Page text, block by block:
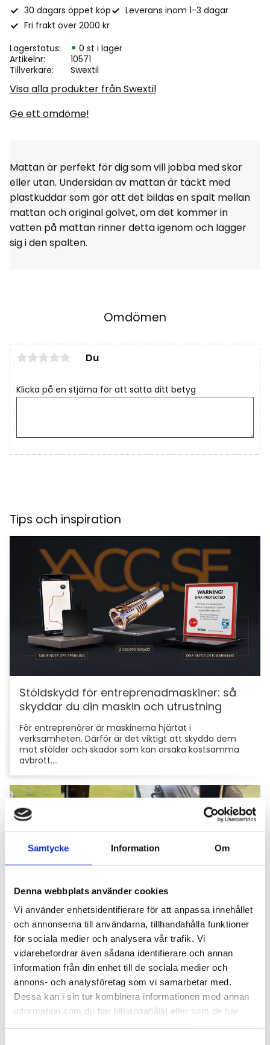
Samtycke Information Om
Denna webbplats använder cookies
Vi använder enhetsidentifierare för att anpassa innehållet
och annonserna till användarna, tillhandahålla funktioner
för sociala medier och analysera vår trafik. Vi
vidarebefordrar även sådana identifierare och annan
information från din enhet till de sociala medier och
annons- och analysföretag som vi samarbetar med.
Dessa kan i sin tur kombinera informationen med annan
information som du har tillhandahållit eller som de har
30 dagars öppet köp
Leverans inom 1-3 dagar
Fri frakt över 2000 kr
Lagerstatus
0 st i lager
Artikelnr
10571
Tillverkare
Swextil
Visa alla produkter från Swextil
Ge ett omdöme!
Mattan är perfekt för dig som vill jobba med skor
eller utan. Undersidan av mattan är täckt med
plastkuddar som gör att det bildas en spalt mellan
mattan och original golvet, om det kommer in
vatten på mattan rinner detta igenom och lägger
sig i den spalten.
Omdömen
Du
Klicka på en stjärna för att sätta ditt betyg
Tips och inspiration
Stöldskydd för entreprenadmaskiner: så
skyddar du din maskin och utrustning
För entreprenörer är maskinerna hjärtat i
verksamheten. Därför är det viktigt att skydda dem
mot stölder och skador som kan orsaka kostsamma
avbrott....
Hyttbord till traktorn, den lilla detaljen som
gör stor skillnad i vardagen
Traktorhytten är för många mer än bara en plats där
arbetet utförs. Det är kontoret, fikarummet och ibland
även lunchplatsen under långa arbetsdagar....